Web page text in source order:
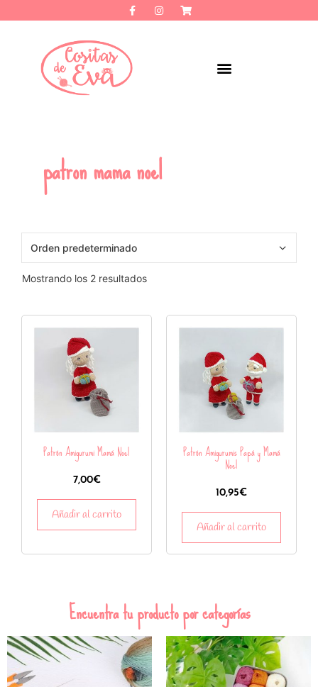
patron mama noel
Mostrando los 2 resultados
Patrón Amigurumi Mamá Noel
7,00€
Añadir al carrito
Patrón Amigurumis Papá y Mamá
Noel
10,95€
Añadir al carrito
Encuentra tu producto por categorías